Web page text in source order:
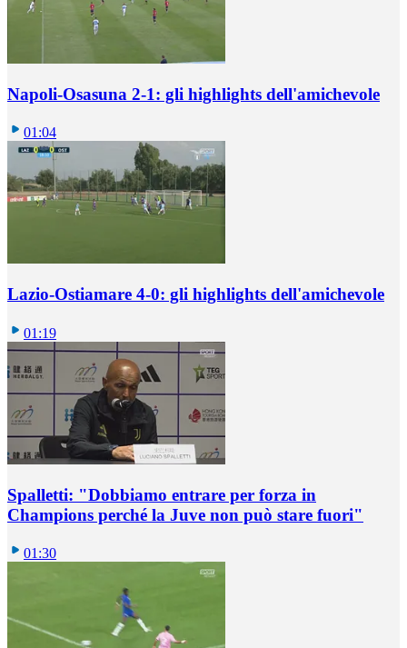
Napoli-Osasuna 2-1: gli highlights dell'amichevole
01:04
Lazio-Ostiamare 4-0: gli highlights dell'amichevole
01:19
Spalletti: "Dobbiamo entrare per forza in
Champions perché la Juve non può stare fuori"
01:30